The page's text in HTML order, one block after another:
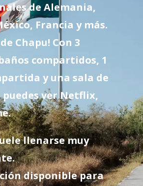
de Alemania,
Francia y más.
Chapu! Con 3
compartidos, 1
y una sala de
puedes ver Netflix,
llenarse muy
disponible para